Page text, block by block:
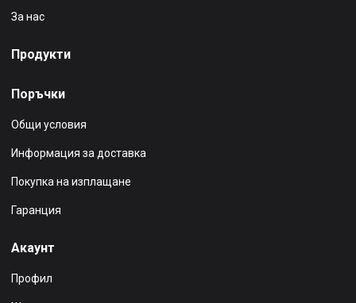
За нас
Продукти
Поръчки
Общи условия
Информация за доставка
Покупка на изплащане
Гаранция
Акаунт
Профил